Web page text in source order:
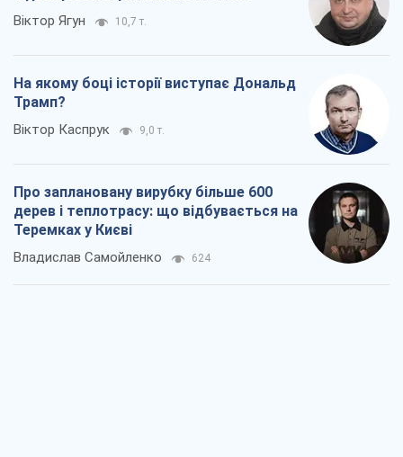
Віктор Ягун 10,7 т.
На якому боці історії виступає Дональд
Трамп?
Віктор Каспрук 9,0 т.
Про заплановану вирубку більше 600
дерев і теплотрасу: що відбувається на
Теремках у Києві
Владислав Самойленко 624